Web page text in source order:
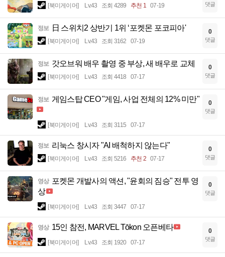
[북미게이머] Lv.43 조회 4289 추천 1 07-19 댓글
정보 日 스위치2 상반기 1위 ‘포켓몬 포코피아'
[북미게이머] Lv.43 조회 3162 07-19
0
댓글
정보 갓오브워 배우 촬영 중 부상, 새 배우로 교체
[북미게이머] Lv.43 조회 4418 07-17
0
댓글
정보 게임스탑 CEO "게임, 사업 전체의 12% 미만"
[북미게이머] Lv.43 조회 3115 07-17
0
댓글
정보 리눅스 창시자 "AI 배척하지 않는다"
[북미게이머] Lv.43 조회 5216 추천 2 07-17
0
댓글
영상 포켓몬 개발사의 액션, "윤회의 짐승" 전투 영
상
[북미게이머] Lv.43 조회 3447 07-17
0
댓글
영상 15인 참전, MARVEL Tōkon 오픈베타
[북미게이머] Lv.43 조회 1920 07-17
0
댓글